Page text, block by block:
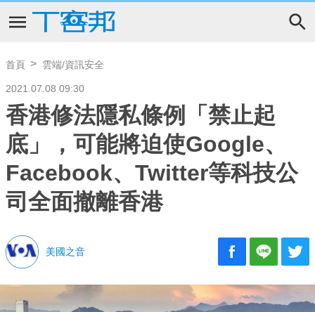
首頁 雲端/資訊安全
2021.07.08 09:30
香港修法隱私條例「禁止起
底」，可能將迫使Google、
Facebook、Twitter等科技公
司全面撤離香港
美國之音